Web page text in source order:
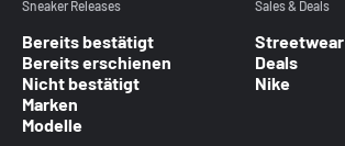
Sneaker Releases
Bereits bestätigt
Bereits erschienen
Nicht bestätigt
Marken
Modelle
Sales & Deals
Streetwear
Deals
Nike